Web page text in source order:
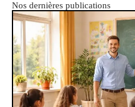
Nos dernières publications